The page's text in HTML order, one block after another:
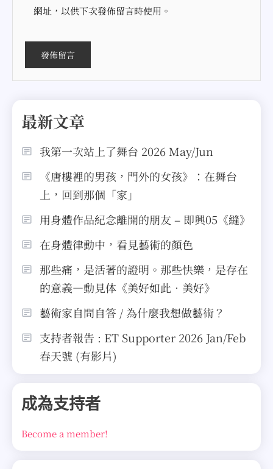
網址，以供下次發佈留言時使用。
最新文章
我第一次站上了舞台 2026 May/Jun
《唐樓裡的男孩，門外的女孩》：在舞台
上，回到那個「家」
用身體作品紀念離開的朋友 – 即興05《縫》
在身體律動中，看見藝術的顏色
那些痛，是活著的證明。那些快樂，是存在
的意義—動見体《美好如此．美好》
藝術家自問自答 / 為什麼我想做藝術？
支持者報告 : ET Supporter 2026 Jan/Feb
春天號 (有影片)
成為支持者
Become a member!